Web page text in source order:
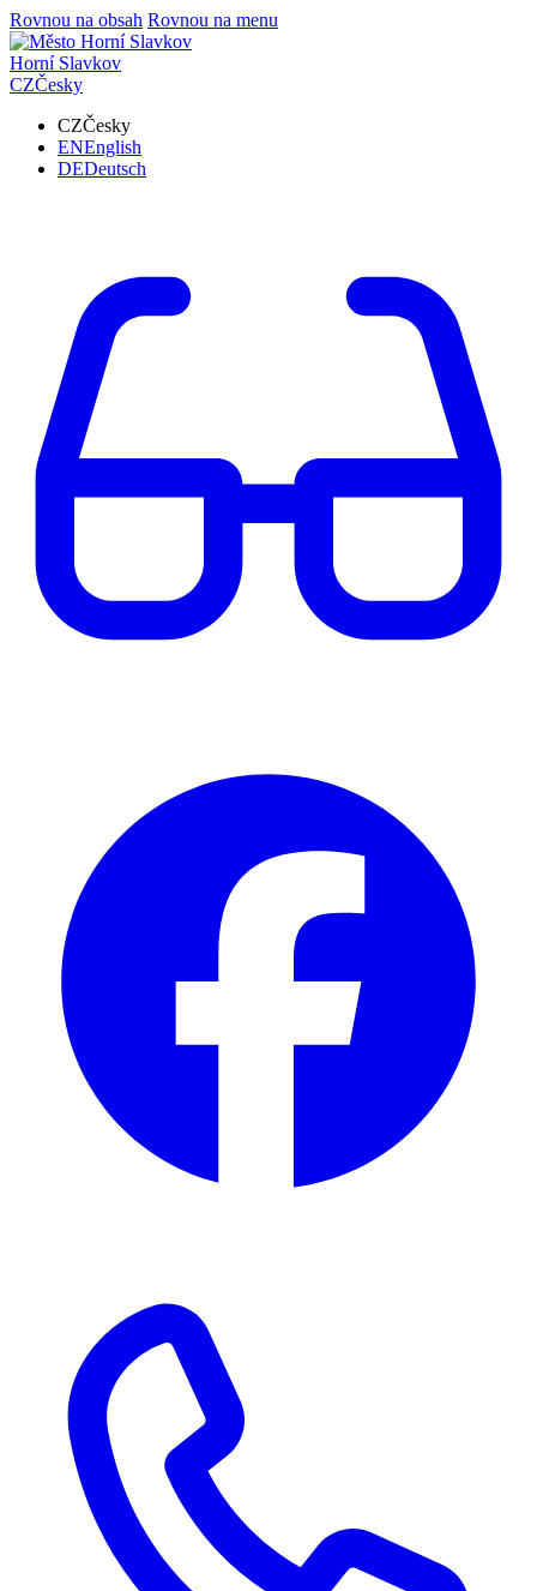
Rovnou na obsah Rovnou na menu
Horní Slavkov
CZČesky
CZČesky
ENEnglish
DEDeutsch